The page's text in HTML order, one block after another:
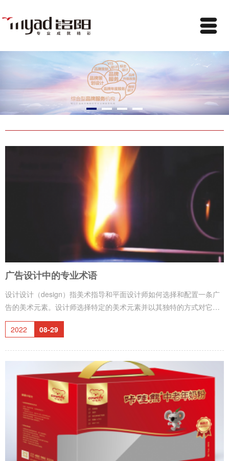
广告设计中的专业术语
设计设计（design）指美术指导和平面设计师如何选择和配置一条广
告的美术元素。设计师选择特定的美术元素并以其独特的方式对它们
加以组合，以此定下设计的风格——即某个想法或形象的表现方
式。 布局图 布局图（layout）指一条广告所有组成部分的整体
测评广告的最终形象和感觉，为客户（他们通常都不是艺术家）提供
修正、更改、评判和认可的有形依据。 其次，布局图有助于创意
小组设计广告的心理成分
2022 08-29